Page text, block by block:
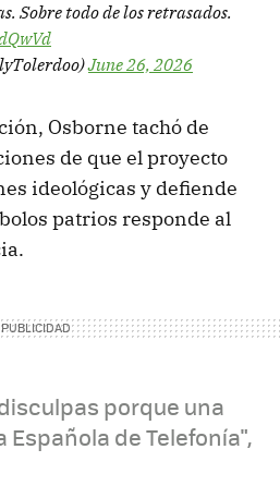
Sobre todo de los retrasados.
June 26, 2026
Osborne tachó de
de que el proyecto
ideológicas y defiende
patrios responde al
porque una
de Telefonía",